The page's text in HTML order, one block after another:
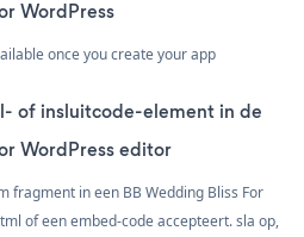
WordPress
once you create your app
of insluitcode-element in de
WordPress editor
fragment in een BB Wedding Bliss For
of een embed-code accepteert. sla op,